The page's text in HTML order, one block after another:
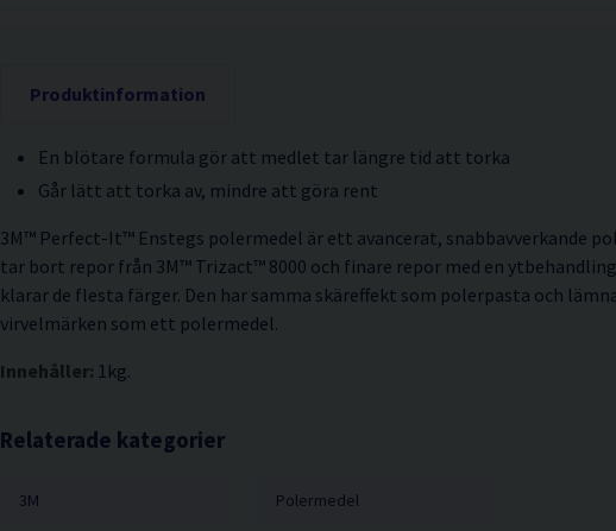
Produktinformation
En blötare formula gör att medlet tar längre tid att torka
Går lätt att torka av, mindre att göra rent
3M™ Perfect-It™ Enstegs polermedel är ett avancerat, snabbavverkande
tar bort repor från 3M™ Trizact™ 8000 och finare repor med en
klarar de flesta färger. Den har samma skäreffekt som polerpasta och
virvelmärken som ett polermedel.
Innehåller: 1kg.
Relaterade kategorier
3M Polermedel